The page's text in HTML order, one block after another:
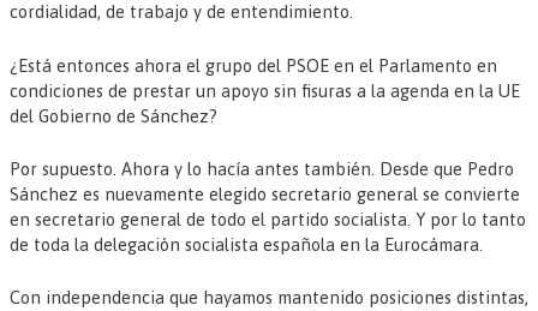
cordialidad, de trabajo y de entendimiento.
¿Está entonces ahora el grupo del PSOE en el Parlamento en
condiciones de prestar un apoyo sin fisuras a la agenda en la UE
del Gobierno de Sánchez?
Por supuesto. Ahora y lo hacía antes también. Desde que Pedro
Sánchez es nuevamente elegido secretario general se convierte
en secretario general de todo el partido socialista. Y por lo tanto
de toda la delegación socialista española en la Eurocámara.
Con independencia que hayamos mantenido posiciones distintas,